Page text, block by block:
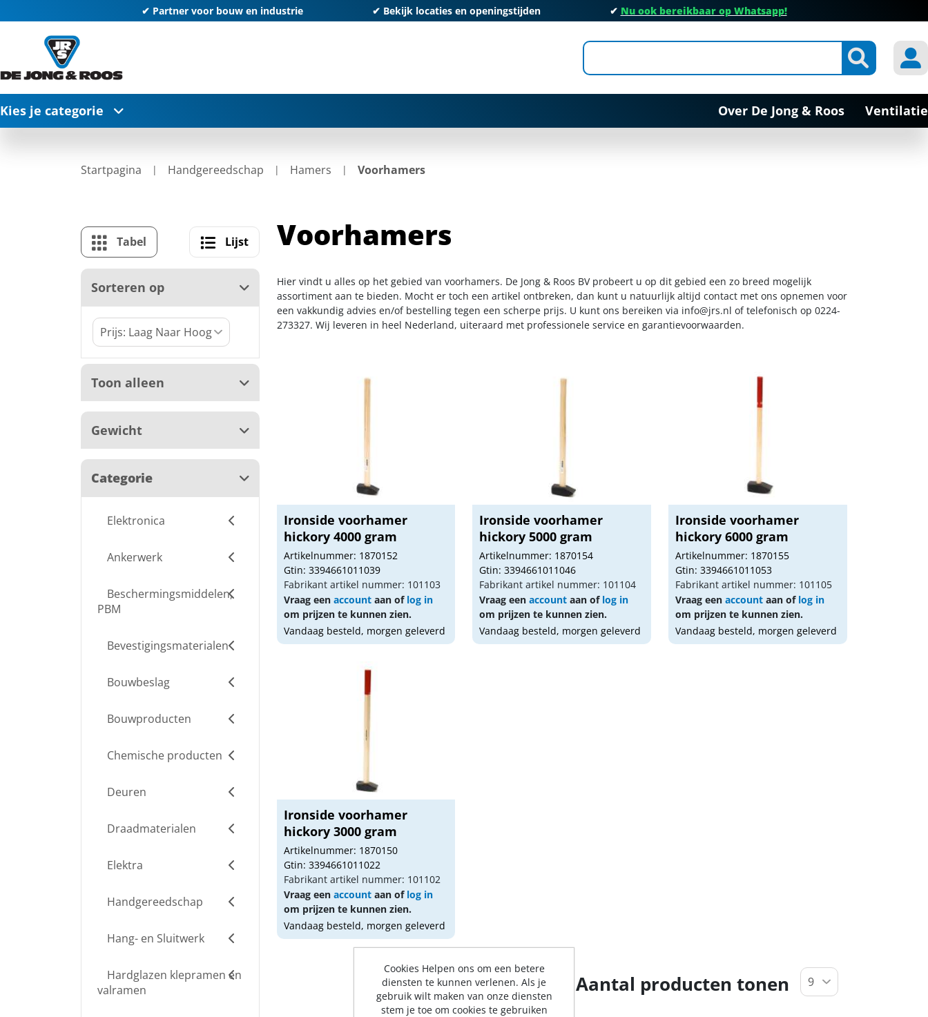
✔ Partner voor bouw en industrie ✔ Bekijk locaties en openingstijden ✔ Nu ook bereikbaar op Whatsapp!
Kies je categorie Over De Jong & Roos Ventilatie
Startpagina Handgereedschap Hamers Voorhamers
Tabel Lijst
Sorteren op
Toon alleen
Gewicht
Categorie
Elektronica
Ankerwerk
Beschermingsmiddelen,
PBM
Bevestigingsmaterialen
Bouwbeslag
Bouwproducten
Chemische producten
Deuren
Draadmaterialen
Elektra
Handgereedschap
Hang- en Sluitwerk
Hardglazen klepramen en
valramen
Voorhamers
Hier vindt u alles op het gebied van voorhamers. De Jong & Roos BV probeert u op dit gebied een zo breed mogelijk
assortiment aan te bieden. Mocht er toch een artikel ontbreken, dan kunt u natuurlijk altijd contact met ons opnemen voor
een vakkundig advies en/of bestelling tegen een scherpe prijs. U kunt ons bereiken via info@jrs.nl of telefonisch op 0224-
273327. Wij leveren in heel Nederland, uiteraard met professionele service en garantievoorwaarden.
Ironside voorhamer
hickory 4000 gram
Artikelnummer: 1870152
Gtin: 3394661011039
Fabrikant artikel nummer: 101103
Vraag een accountaan of log in
om prijzen te kunnen zien.
Vandaag besteld, morgen geleverd
Ironside voorhamer
hickory 5000 gram
Artikelnummer: 1870154
Gtin: 3394661011046
Fabrikant artikel nummer: 101104
Vraag eenaccount aan of log in
om prijzen te kunnen zien.
Vandaag besteld, morgen geleverd
Ironside voorhamer
hickory 6000 gram
Artikelnummer: 1870155
Gtin: 3394661011053
Fabrikant artikel nummer: 101105
Vraag eenaccount aan of log in
om prijzen te kunnen zien.
Vandaag besteld, morgen geleverd
Ironside voorhamer
hickory 3000 gram
Artikelnummer: 1870150
Gtin: 3394661011022
Fabrikant artikel nummer: 101102
Vraag een accountaan of log in
om prijzen te kunnen zien.
Vandaag besteld, morgen geleverd
Aantal producten tonen
Cookies Helpen ons om een betere
diensten te kunnen verlenen. Als je
gebruik wilt maken van onze diensten
stem je toe om cookies te gebruiken